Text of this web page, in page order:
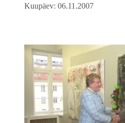
Kuupäev: 06.11.2007